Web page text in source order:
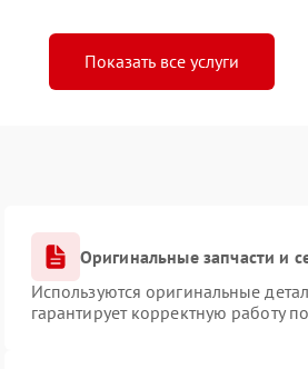
Показать все услуги
Оригинальные запчасти и
Используются оригинальные
гарантирует корректную работу